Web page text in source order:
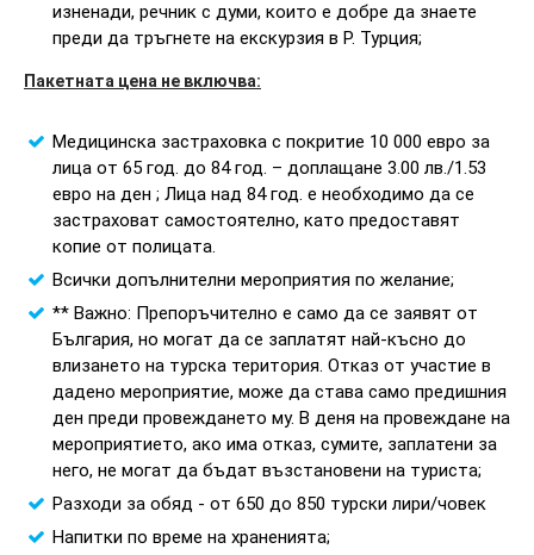
изненади, речник с думи, които е добре да знаете
преди да тръгнете на екскурзия в Р. Турция;
Пакетната цена не включва:
Медицинска застраховка с покритие 10 000 евро за
лица от 65 год. до 84 год. – доплащане 3.00 лв./1.53
евро на ден ; Лица над 84 год. е необходимо да се
застраховат самостоятелно, като предоставят
копие от полицата.
Всички допълнителни мероприятия по желание;
** Важно: Препоръчително е само да се заявят от
България, но могат да се заплатят най-късно до
влизането на турска територия. Отказ от участие в
дадено мероприятие, може да става само предишния
ден преди провеждането му. В деня на провеждане на
мероприятието, ако има отказ, сумите, заплатени за
него, не могат да бъдат възстановени на туриста;
Разходи за обяд - от 650 до 850 турски лири/човек
Напитки по време на храненията;